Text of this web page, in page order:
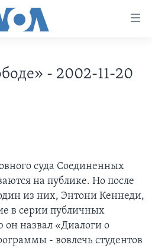
- 2002-11-20
суда Соединенных
на публике. Но после
из них, Энтони Кеннеди,
в серии публичных
он назвал «Диалоги о
- вовлечь студентов